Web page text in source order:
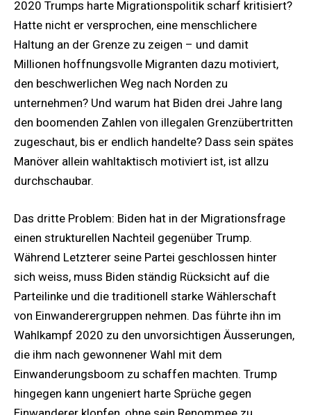
2020 Trumps harte Migrationspolitik scharf kritisiert?
Hatte nicht er versprochen, eine menschlichere
Haltung an der Grenze zu zeigen – und damit
Millionen hoffnungsvolle Migranten dazu motiviert,
den beschwerlichen Weg nach Norden zu
unternehmen? Und warum hat Biden drei Jahre lang
den boomenden Zahlen von illegalen Grenzübertritten
zugeschaut, bis er endlich handelte? Dass sein spätes
Manöver allein wahltaktisch motiviert ist, ist allzu
durchschaubar.
Das dritte Problem: Biden hat in der Migrationsfrage
einen strukturellen Nachteil gegenüber Trump.
Während Letzterer seine Partei geschlossen hinter
sich weiss, muss Biden ständig Rücksicht auf die
Parteilinke und die traditionell starke Wählerschaft
von Einwanderergruppen nehmen. Das führte ihn im
Wahlkampf 2020 zu den unvorsichtigen Äusserungen,
die ihm nach gewonnener Wahl mit dem
Einwanderungsboom zu schaffen machten. Trump
hingegen kann ungeniert harte Sprüche gegen